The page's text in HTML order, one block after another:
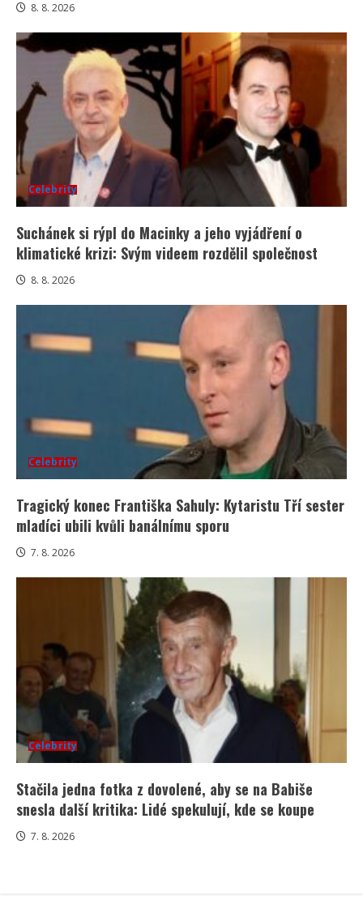
8. 8. 2026
Celebrity
Suchánek si rýpl do Macinky a jeho vyjádření o
klimatické krizi: Svým videem rozdělil společnost
8. 8. 2026
Celebrity
Tragický konec Františka Sahuly: Kytaristu Tří sester
mladíci ubili kvůli banálnímu sporu
7. 8. 2026
Celebrity
Stačila jedna fotka z dovolené, aby se na Babiše
snesla další kritika: Lidé spekulují, kde se koupe
7. 8. 2026